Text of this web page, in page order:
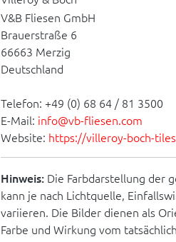
V&B Fliesen GmbH
Brauerstraße 6
66663 Merzig
Deutschland
Telefon: +49 (0) 68 64 / 81 3500
E-Mail: info@vb-fliesen.com
Website: https://villeroy-boch-
Hinweis: Die Farbdarstellung der
kann je nach Lichtquelle,
variieren. Die Bilder dienen als
Farbe und Wirkung vom